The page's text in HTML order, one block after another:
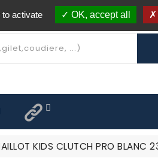
partir de 250€ d'achat (*)
KIDS CLUTCH PRO BLANC
activate OK, accept all